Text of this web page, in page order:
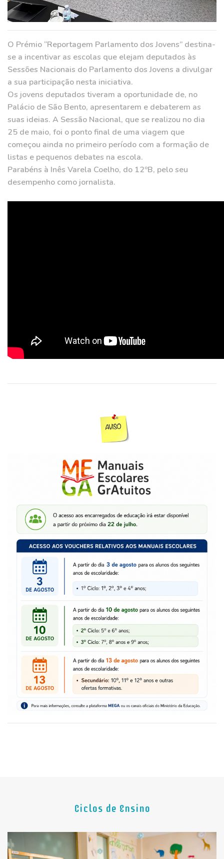
O Prémio “Reportagem Parlamento dos Jovens” destina-
se a incentivar as escolas que elejam deputados às
Sessões Nacionais do Parlamento dos Jovens a divulgar
a sua participação nesta iniciativa.
Os jovens deputados tiveram a oportunidade de, no
Palácio de São Bento, apresentarem e debaterem as
suas ideias. A Sessão Nacional, que se realizou no dia
25 de maio, foi o ponto final de uma viagem que
começou ainda no primeiro período com a formação de
listas e pequenos debates na escola.
Parabéns à Inês Varela Coelho, do 12ºB, pelo seu
desempenho como jornalista.
Ciclos de Ensino